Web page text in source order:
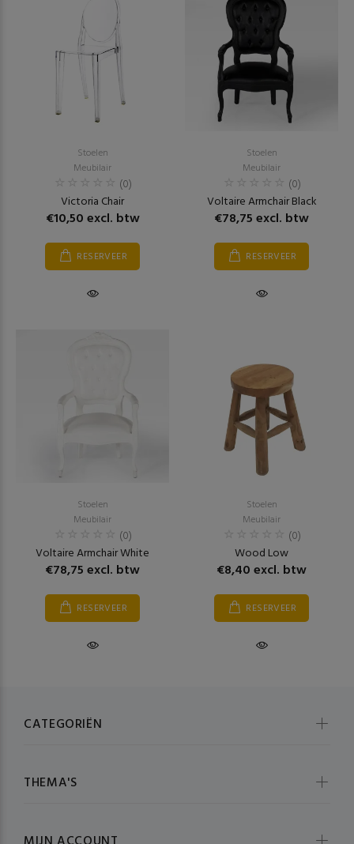
Stoelen
Meubilair
(0)
Victoria Chair
€10,50 excl. btw
RESERVEER
Stoelen
Meubilair
(0)
Voltaire Armchair Black
€78,75 excl. btw
RESERVEER
Stoelen
Meubilair
(0)
Voltaire Armchair White
€78,75 excl. btw
RESERVEER
Stoelen
Meubilair
(0)
Wood Low
€8,40 excl. btw
RESERVEER
CATEGORIËN
THEMA'S